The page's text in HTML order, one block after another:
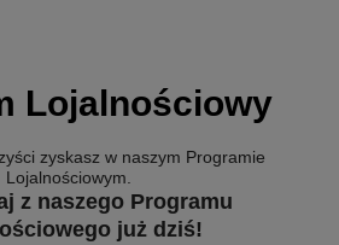
Lojalnościowy
zyskasz w naszym Programie
Lojalnościowym.
z naszego Programu
już dziś!